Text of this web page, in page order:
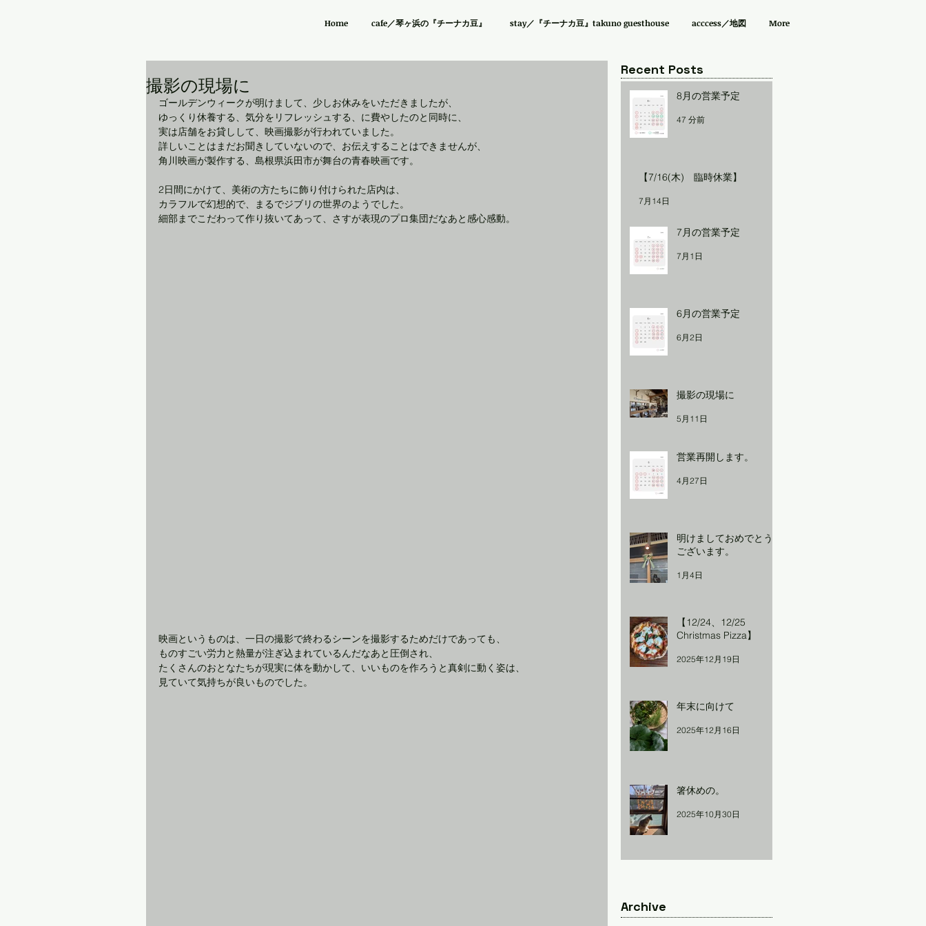
Home cafe／琴ヶ浜の『チーナカ豆』 stay／『チーナカ豆』takuno guesthouse acccess／地図 More
撮影の現場に
ゴールデンウィークが明けまして、少しお休みをいただきましたが、
ゆっくり休養する、気分をリフレッシュする、に費やしたのと同時に、
実は店舗をお貸しして、映画撮影が行われていました。
詳しいことはまだお聞きしていないので、お伝えすることはできませんが、
角川映画が製作する、島根県浜田市が舞台の青春映画です。
2日間にかけて、美術の方たちに飾り付けられた店内は、
カラフルで幻想的で、まるでジブリの世界のようでした。
細部までこだわって作り抜いてあって、さすが表現のプロ集団だなあと感心感動。
映画というものは、一日の撮影で終わるシーンを撮影するためだけであっても、
ものすごい労力と熱量が注ぎ込まれているんだなあと圧倒され、
たくさんのおとなたちが現実に体を動かして、いいものを作ろうと真剣に動く姿は、
見ていて気持ちが良いものでした。
Recent Posts
8月の営業予定
47 分前
【7/16(木) 臨時休業】
7月14日
7月の営業予定
7月1日
6月の営業予定
6月2日
撮影の現場に
5月11日
営業再開します。
4月27日
明けましておめでとう
ございます。
1月4日
【12/24、12/25
Christmas Pizza】
2025年12月19日
年末に向けて
2025年12月16日
箸休めの。
2025年10月30日
Archive